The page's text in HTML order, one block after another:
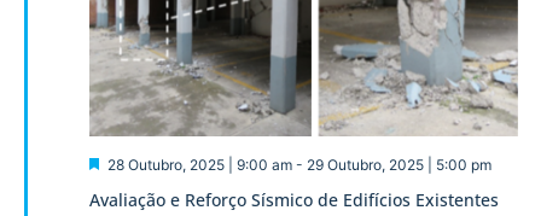
Avaliação e Reforço Sísmico de Edifícios Existentes
Destaque
28 Outubro, 2025 | 9:00 am- 29 Outubro, 2025 | 5:00 pm